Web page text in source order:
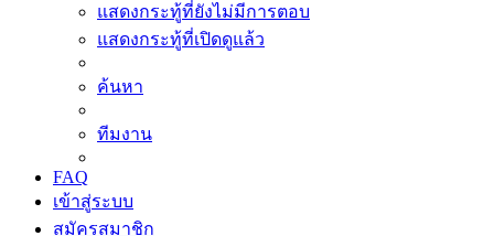
แสดงกระทู้ที่ยังไม่มีการตอบ
แสดงกระทู้ที่เปิดดูแล้ว
ค้นหา
ทีมงาน
FAQ
เข้าสู่ระบบ
สมัครสมาชิก